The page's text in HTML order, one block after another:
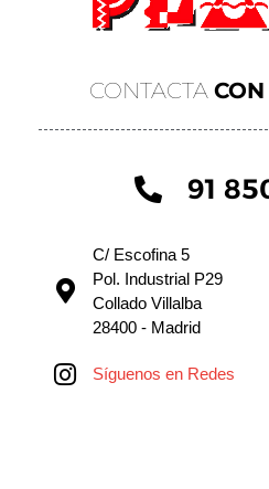
CONTACTA
91
C/ Escofina 5
Pol. Industrial P29
Collado Villalba
28400 - Madrid
Síguenos en Redes